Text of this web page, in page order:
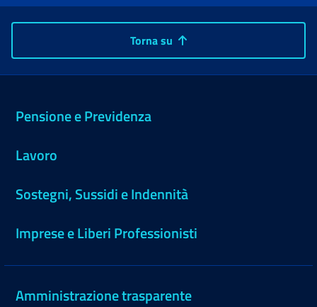
Torna su
Pensione e Previdenza
Lavoro
Sostegni, Sussidi e Indennità
Imprese e Liberi Professionisti
Amministrazione trasparente